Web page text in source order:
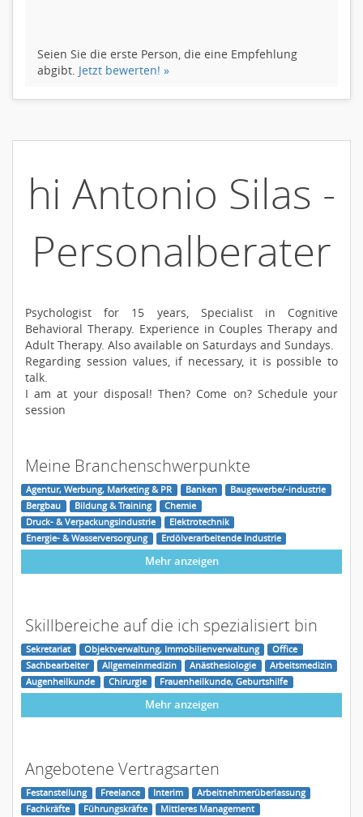
Seien Sie die erste Person, die eine Empfehlung
abgibt. Jetzt bewerten! »
hi Antonio Silas -
Personalberater
Psychologist for 15 years, Specialist in Cognitive
Behavioral Therapy. Experience in Couples Therapy and
Adult Therapy. Also available on Saturdays and Sundays.
Regarding session values, if necessary, it is possible to
talk.
I am at your disposal! Then? Come on? Schedule your
session
Meine Branchenschwerpunkte
Agentur, Werbung, Marketing & PR Banken
Baugewerbe/-industrie
Bergbau
Bildung & Training
Chemie
Druck- & Verpackungsindustrie
Elektrotechnik
Energie- & Wasserversorgung
Erdölverarbeitende Industrie
Mehr anzeigen
Skillbereiche auf die ich spezialisiert bin
Sekretariat Objektverwaltung, Immobilienverwaltung
Office
Sachbearbeiter
Allgemeinmedizin Anästhesiologie
Arbeitsmedizin
Augenheilkunde
Chirurgie Frauenheilkunde, Geburtshilfe
Mehr anzeigen
Angebotene Vertragsarten
Festanstellung Freelance Interim
Arbeitnehmerüberlassung
Fachkräfte
Führungskräfte
Mittleres Management